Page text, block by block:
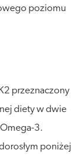
poziomu
przeznaczony
diety w dwie
3.
poniżej